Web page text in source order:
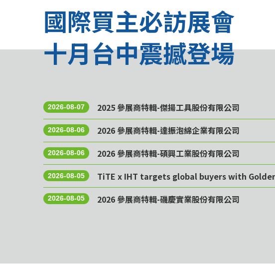
國際買主必訪展會
十月台中震撼登場
2026-08-07 2025 參展商特輯-傑揚工具股份有限公司
2026-08-06 2026 參展商特輯-達振泡綿企業有限公司
2026-08-06 2026 參展商特輯-碩興工業股份有限公司
2026-08-05 TiTE x IHT targets global buyers with
2026-08-05 2026 參展商特輯-磯慶實業股份有限公司